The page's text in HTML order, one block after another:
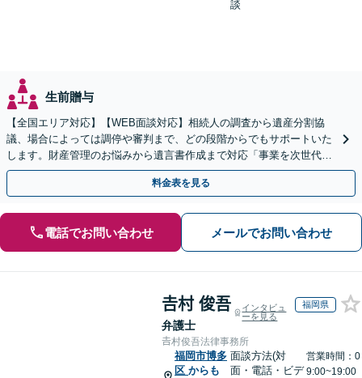
談
生前贈与
【全国エリア対応】【WEB面談対応】相続人の調査から遺産分割協
議、場合によっては調停や審判まで、どの段階からでもサポートいた
します。財産管理のお悩みから遺言書作成まで対応「事業を次世代に
引き継ぐ安心の事業承継をサポート」【完全個室相談】
料金表を見る
電話でお問い合わせ メールでお問い合わせ
𠮷村 俊吾
弁護士
インタビュ
ーを見る
福岡県
𠮷村俊吾法律事務所
福岡市博多
区 からも
面談方法(対
面・電話・ビデ
営業時間：0
9:00~19:00